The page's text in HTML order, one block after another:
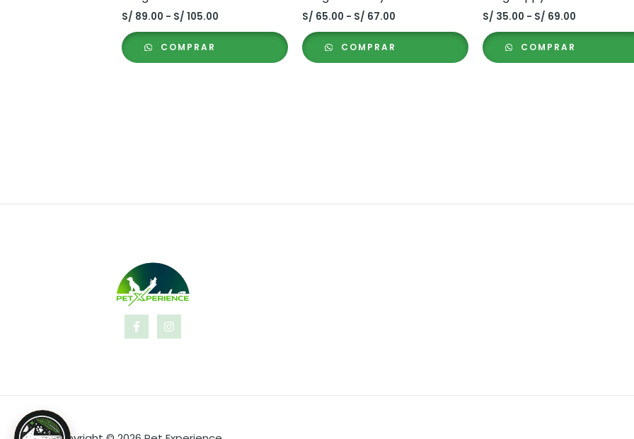
S/ 89.00 - S/ 105.00
S/ 89.00
COMPRAR
S/ 65.00 - S/ 67.00
S/ 65.00
COMPRAR
S/ 35.00 - S/ 69.00Rango
S/ 35.00
COMPRAR